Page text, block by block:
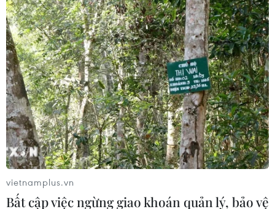
67% số lượng động vật hoang dã sẽ biến
mất vào năm 2020
27/10/2016 07:34
Tổng Giám đốc WWF Marco Lambertini cảnh báo các
loài động vật hoang dã đang suy giảm với một tốc độ
chưa từng thấy, tới năm 2020, sẽ có 67% số lượng động
vật hoang dã biến mất.
vietnamplus.vn
Bất cập việc ngừng giao khoán quản lý, bảo vệ